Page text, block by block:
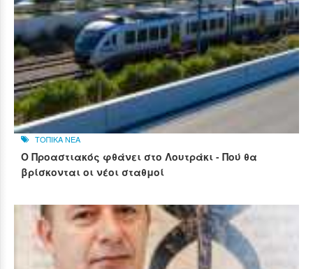
ΤΟΠΙΚΑ ΝΕΑ
Ο Προαστιακός φθάνει στο Λουτράκι - Πού θα
βρίσκονται οι νέοι σταθμοί